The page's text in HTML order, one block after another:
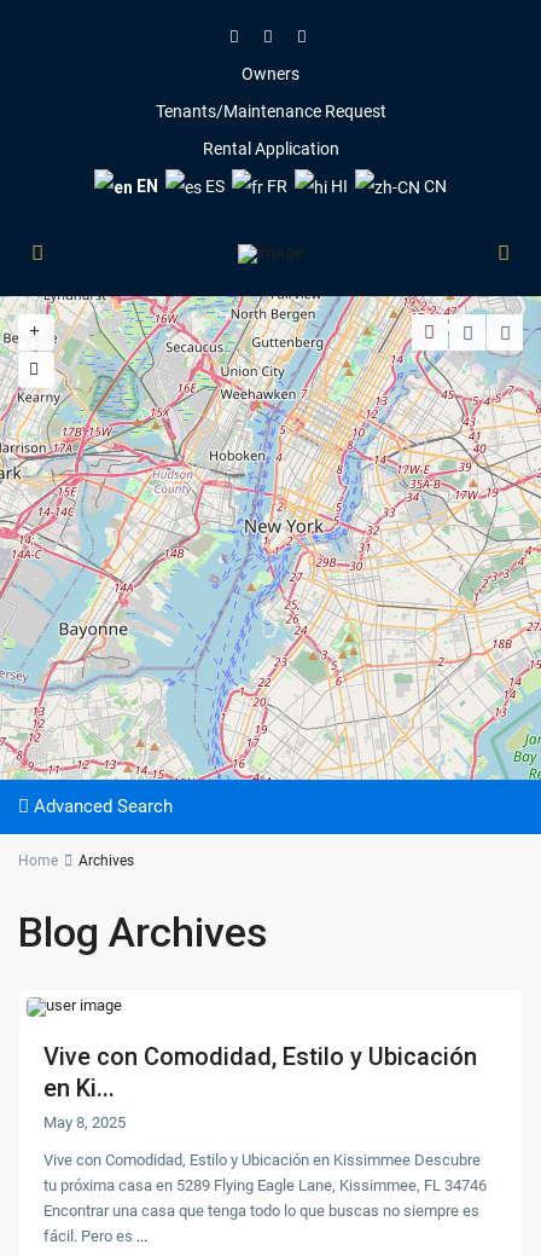
Owners
Tenants/Maintenance Request
Rental Application
EN
ES FR HI CN
Advanced Search
Home Archives
Blog Archives
Vive con Comodidad, Estilo y Ubicación
en Ki...
May 8, 2025
Vive con Comodidad, Estilo y Ubicación en Kissimmee Descubre
tu próxima casa en 5289 Flying Eagle Lane, Kissimmee, FL 34746
Encontrar una casa que tenga todo lo que buscas no siempre es
fácil. Pero es ...